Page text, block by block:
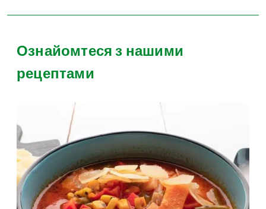
Ознайомтеся з нашими
рецептами